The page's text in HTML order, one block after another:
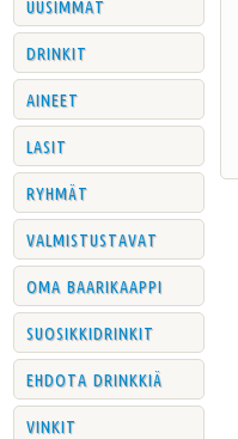
drinkit
aineet
lasit
ryhmät
valmistustavat
oma baarikaappi
suosikkidrinkit
ehdota drinkkiä
vinkit